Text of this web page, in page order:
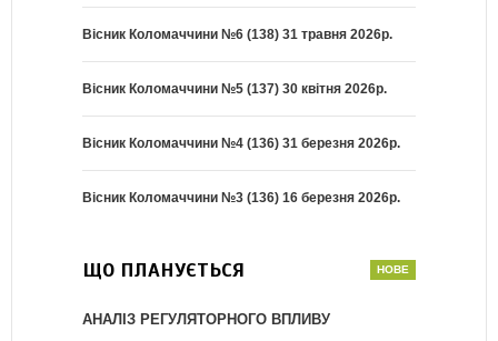
Вісник Коломаччини №6 (138) 31 травня 2026р.
Вісник Коломаччини №5 (137) 30 квітня 2026р.
Вісник Коломаччини №4 (136) 31 березня 2026р.
Вісник Коломаччини №3 (136) 16 березня 2026р.
ЩО ПЛАНУЄТЬСЯ
АНАЛІЗ РЕГУЛЯТОРНОГО ВПЛИВУ